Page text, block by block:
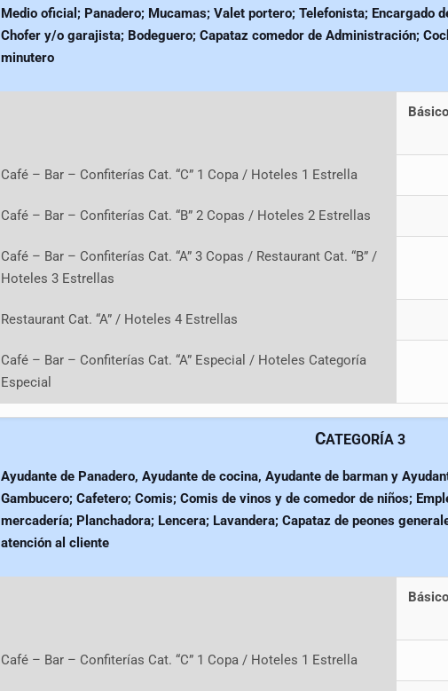
Medio oficial; Panadero; Mucamas;Valet portero; Telefonista; Encargado
Chofer y/o garajista; Bodeguero; Capataz comedor de Administración;
minutero
Café – Bar – Confiterías Cat. “C” 1 Copa / Hoteles 1 Estrella
Café – Bar – Confiterías Cat. “B” 2 Copas / Hoteles 2 Estrellas
Café – Bar – Confiterías Cat. “A” 3 Copas / Restaurant Cat. “B” /
Hoteles 3 Estrellas
Restaurant Cat. “A” / Hoteles 4 Estrellas
Café – Bar – Confiterías Cat. “A” Especial / Hoteles Categoría
Especial
CATEGORÍA 3
Ayudante de Panadero, Ayudante de cocina, Ayudante de barman y
Gambucero; Cafetero; Comis; Comis de vinos y de comedor de niños;
mercadería; Planchadora; Lencera; Lavandera; Capataz de peones
atención al cliente
Café – Bar – Confiterías Cat. “C” 1 Copa / Hoteles 1 Estrella